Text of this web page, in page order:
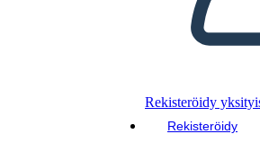
Rekisteröidy
Rekisteröidy
LUO KUVAKÄSIKIRJOITUS
LUE MINULLE